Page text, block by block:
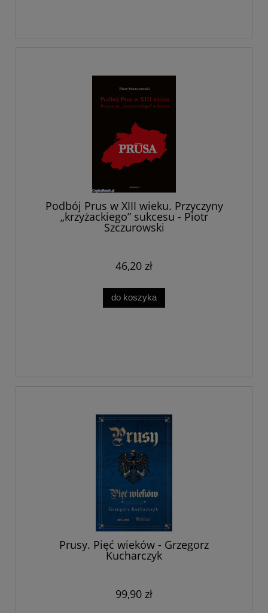
Podbój Prus w XIII wieku. Przyczyny
„krzyżackiego” sukcesu - Piotr
Szczurowski
46,20 zł
do koszyka
Prusy. Pięć wieków - Grzegorz
Kucharczyk
99,90 zł